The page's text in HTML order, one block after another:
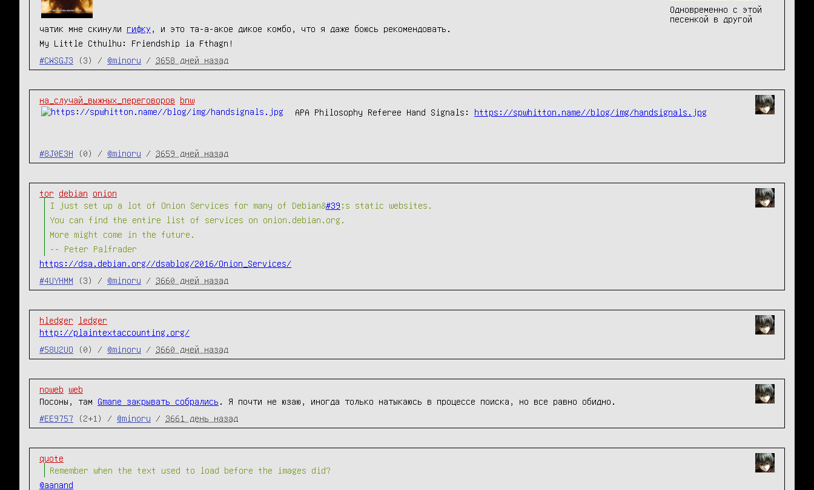
Одновременно с этой
песенкой в другой
чатик мне скинули гифку , и это та-а-акое дикое комбо, что я даже боюсь рекомендовать.
My Little Cthulhu: Friendship ia Fthagn!
#CWSGJ3
(3) / @minoru / 3658 дней назад
на_случай_выжных_переговоров
bnw
APA Philosophy Referee Hand Signals: https://spwhitton.name//blog/img/handsignals.jpg
#8J0E3H (0) / @minoru / 3659 дней назад
tor debian
onion
I just set up a lot of Onion Services for many of Debian&#39 ;s static websites.
You can find the entire list of services on onion.debian.org.
More might come in the future.
-- Peter Palfrader
https://dsa.debian.org//dsablog/2016/Onion_Services/
#4UYHMM
(3) / @minoru / 3660 дней назад
hledger
ledger
http://plaintextaccounting.org/
#58U2UO
(0) / @minoru / 3660 дней назад
noweb
web
Посоны, там Gmane закрывать собрались . Я почти не юзаю, иногда только натыкаюсь в процессе поиска, но все равно обидно.
#EE9757
(2+1) / @minoru / 3661 день назад
quote
Remember when the text used to load before the images did?
@aanand